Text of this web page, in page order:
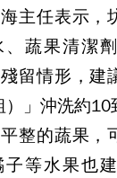
主任表示，
蔬果清潔
留情形，建
）」沖洗約
整的蔬果，
等水果也